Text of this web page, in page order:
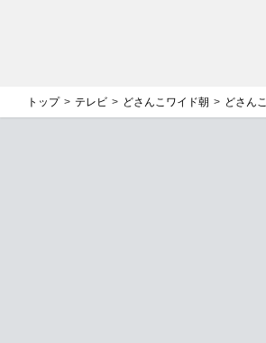
トップ テレビ どさんこワイド朝 どさん